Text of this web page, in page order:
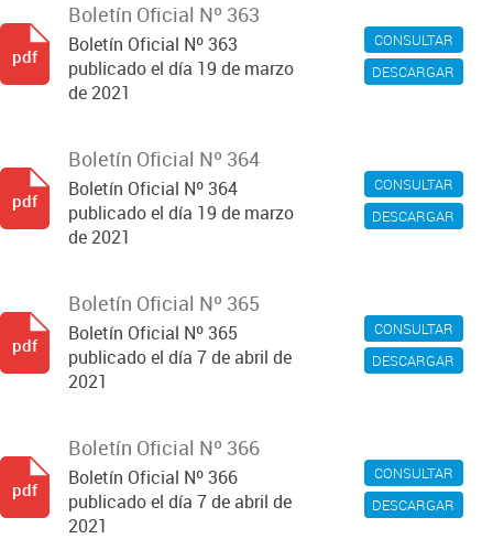
CONSULTAR
DESCARGAR
Boletín Oficial Nº 363
Boletín Oficial Nº 363
publicado el día 19 de marzo
de 2021
pdf
CONSULTAR
DESCARGAR
Boletín Oficial Nº 364
Boletín Oficial Nº 364
publicado el día 19 de marzo
de 2021
pdf
CONSULTAR
DESCARGAR
Boletín Oficial Nº 365
Boletín Oficial Nº 365
publicado el día 7 de abril de
2021
pdf
CONSULTAR
DESCARGAR
Boletín Oficial Nº 366
Boletín Oficial Nº 366
publicado el día 7 de abril de
2021
pdf